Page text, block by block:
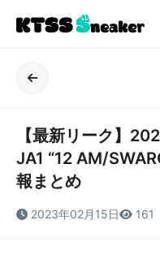
【最新リーク】
JA1 “12 AM/
報まとめ
2023年02月15日 161